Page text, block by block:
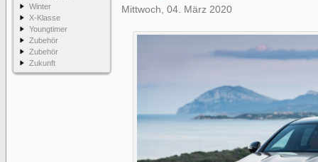
Winter
X-Klasse
Youngtimer
Zubehör
Zubehör
Zukunft
Mittwoch, 04. März 2020